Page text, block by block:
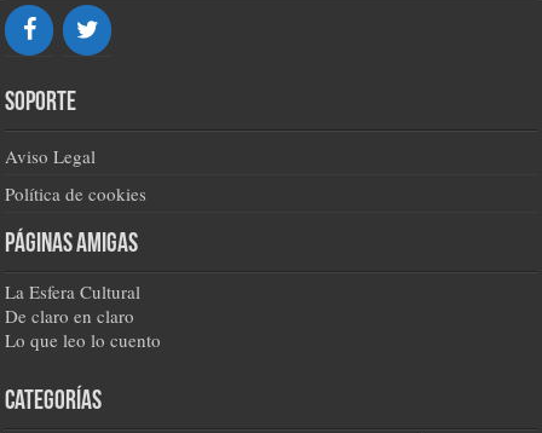
Soporte
Aviso Legal
Política de cookies
Páginas amigas
La Esfera Cultural
De claro en claro
Lo que leo lo cuento
Categorías